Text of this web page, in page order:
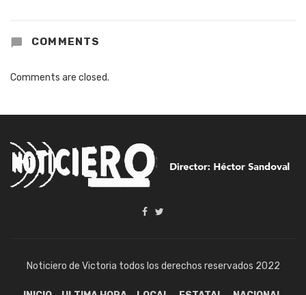
COMMENTS
Comments are closed.
Noticiero de Victoria todos los derechos reservados 2022